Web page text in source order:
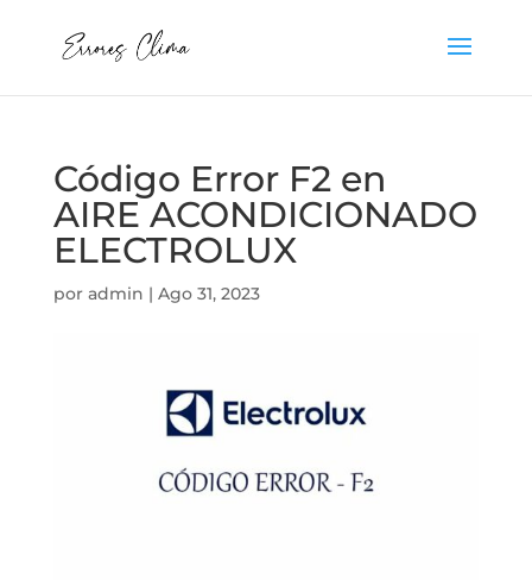
Código Error F2 en
AIRE ACONDICIONADO
ELECTROLUX
por admin | Ago 31, 2023